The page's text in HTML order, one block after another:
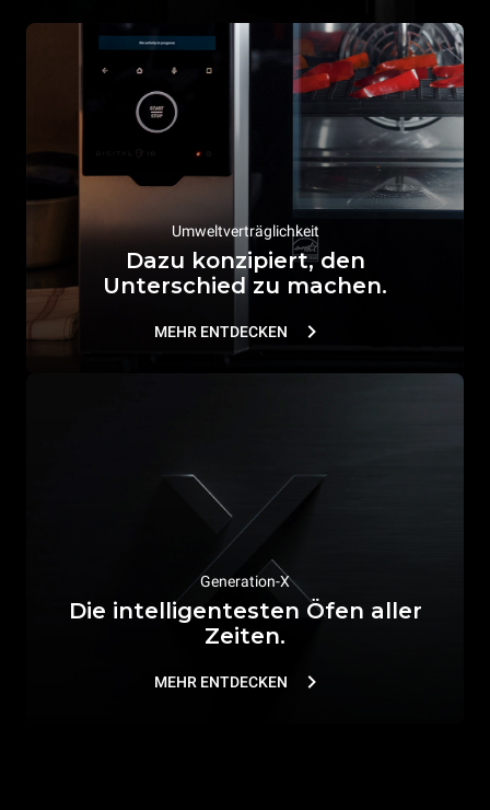
Umweltverträglichkeit
Dazu konzipiert, den
Unterschied zu machen.
MEHR ENTDECKEN
Generation-X
Die intelligentesten Öfen aller
Zeiten.
MEHR ENTDECKEN